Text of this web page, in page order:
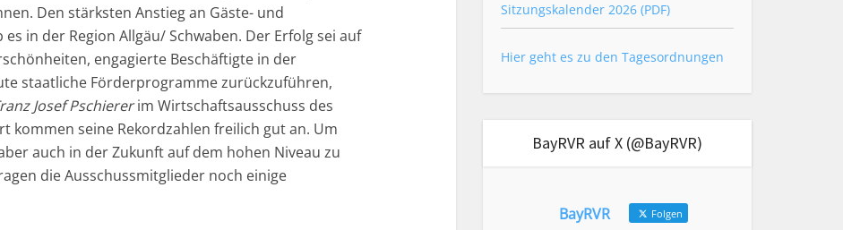
Den stärksten Anstieg an Gäste- und
in der Region Allgäu/ Schwaben. Der Erfolg sei auf
engagierte Beschäftigte in der
staatliche Förderprogramme zurückzuführen,
Josef Pschiererim Wirtschaftsausschuss des
kommen seine Rekordzahlen freilich gut an. Um
auch in der Zukunft auf dem hohen Niveau zu
die Ausschussmitglieder noch einige
Sitzungskalender 2026 (PDF)
Hier geht es zu den Tagesordnungen
BayRVR auf X (@BayRVR)
BayRVR Folgen